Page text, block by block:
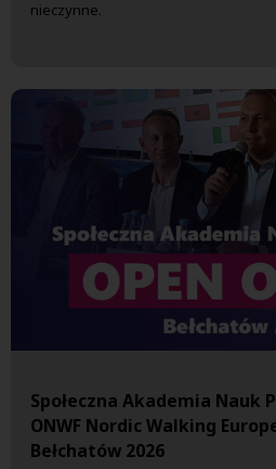
nieczynne.
Społeczna Akademia Nauk
ONWF Nordic Walking
Bełchatów 2026